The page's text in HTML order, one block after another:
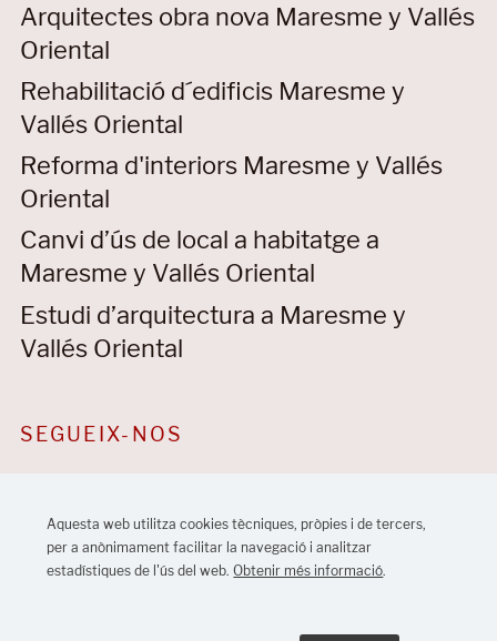
Aquesta web utilitza cookies tècniques, pròpies i de tercers,
per a anònimament facilitar la navegació i analitzar
estadístiques de l'ús del web.Obtenir més informació.
Arquitectes obra nova Maresme y Vallés
Oriental
Rehabilitació d´edificis Maresme y
Vallés Oriental
Reforma d'interiors Maresme y Vallés
Oriental
Canvi d’ús de local a habitatge a
Maresme y Vallés Oriental
Estudi d’arquitectura a Maresme y
Vallés Oriental
SEGUEIX-NOS